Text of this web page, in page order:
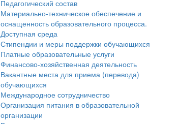
Педагогический состав
Материально-техническое обеспечение и
оснащенность образовательного процесса.
Доступная среда
Стипендии и меры поддержки обучающихся
Платные образовательные услуги
Финансово-хозяйственная деятельность
Вакантные места для приема (перевода)
обучающихся
Международное сотрудничество
Организация питания в образовательной
организации